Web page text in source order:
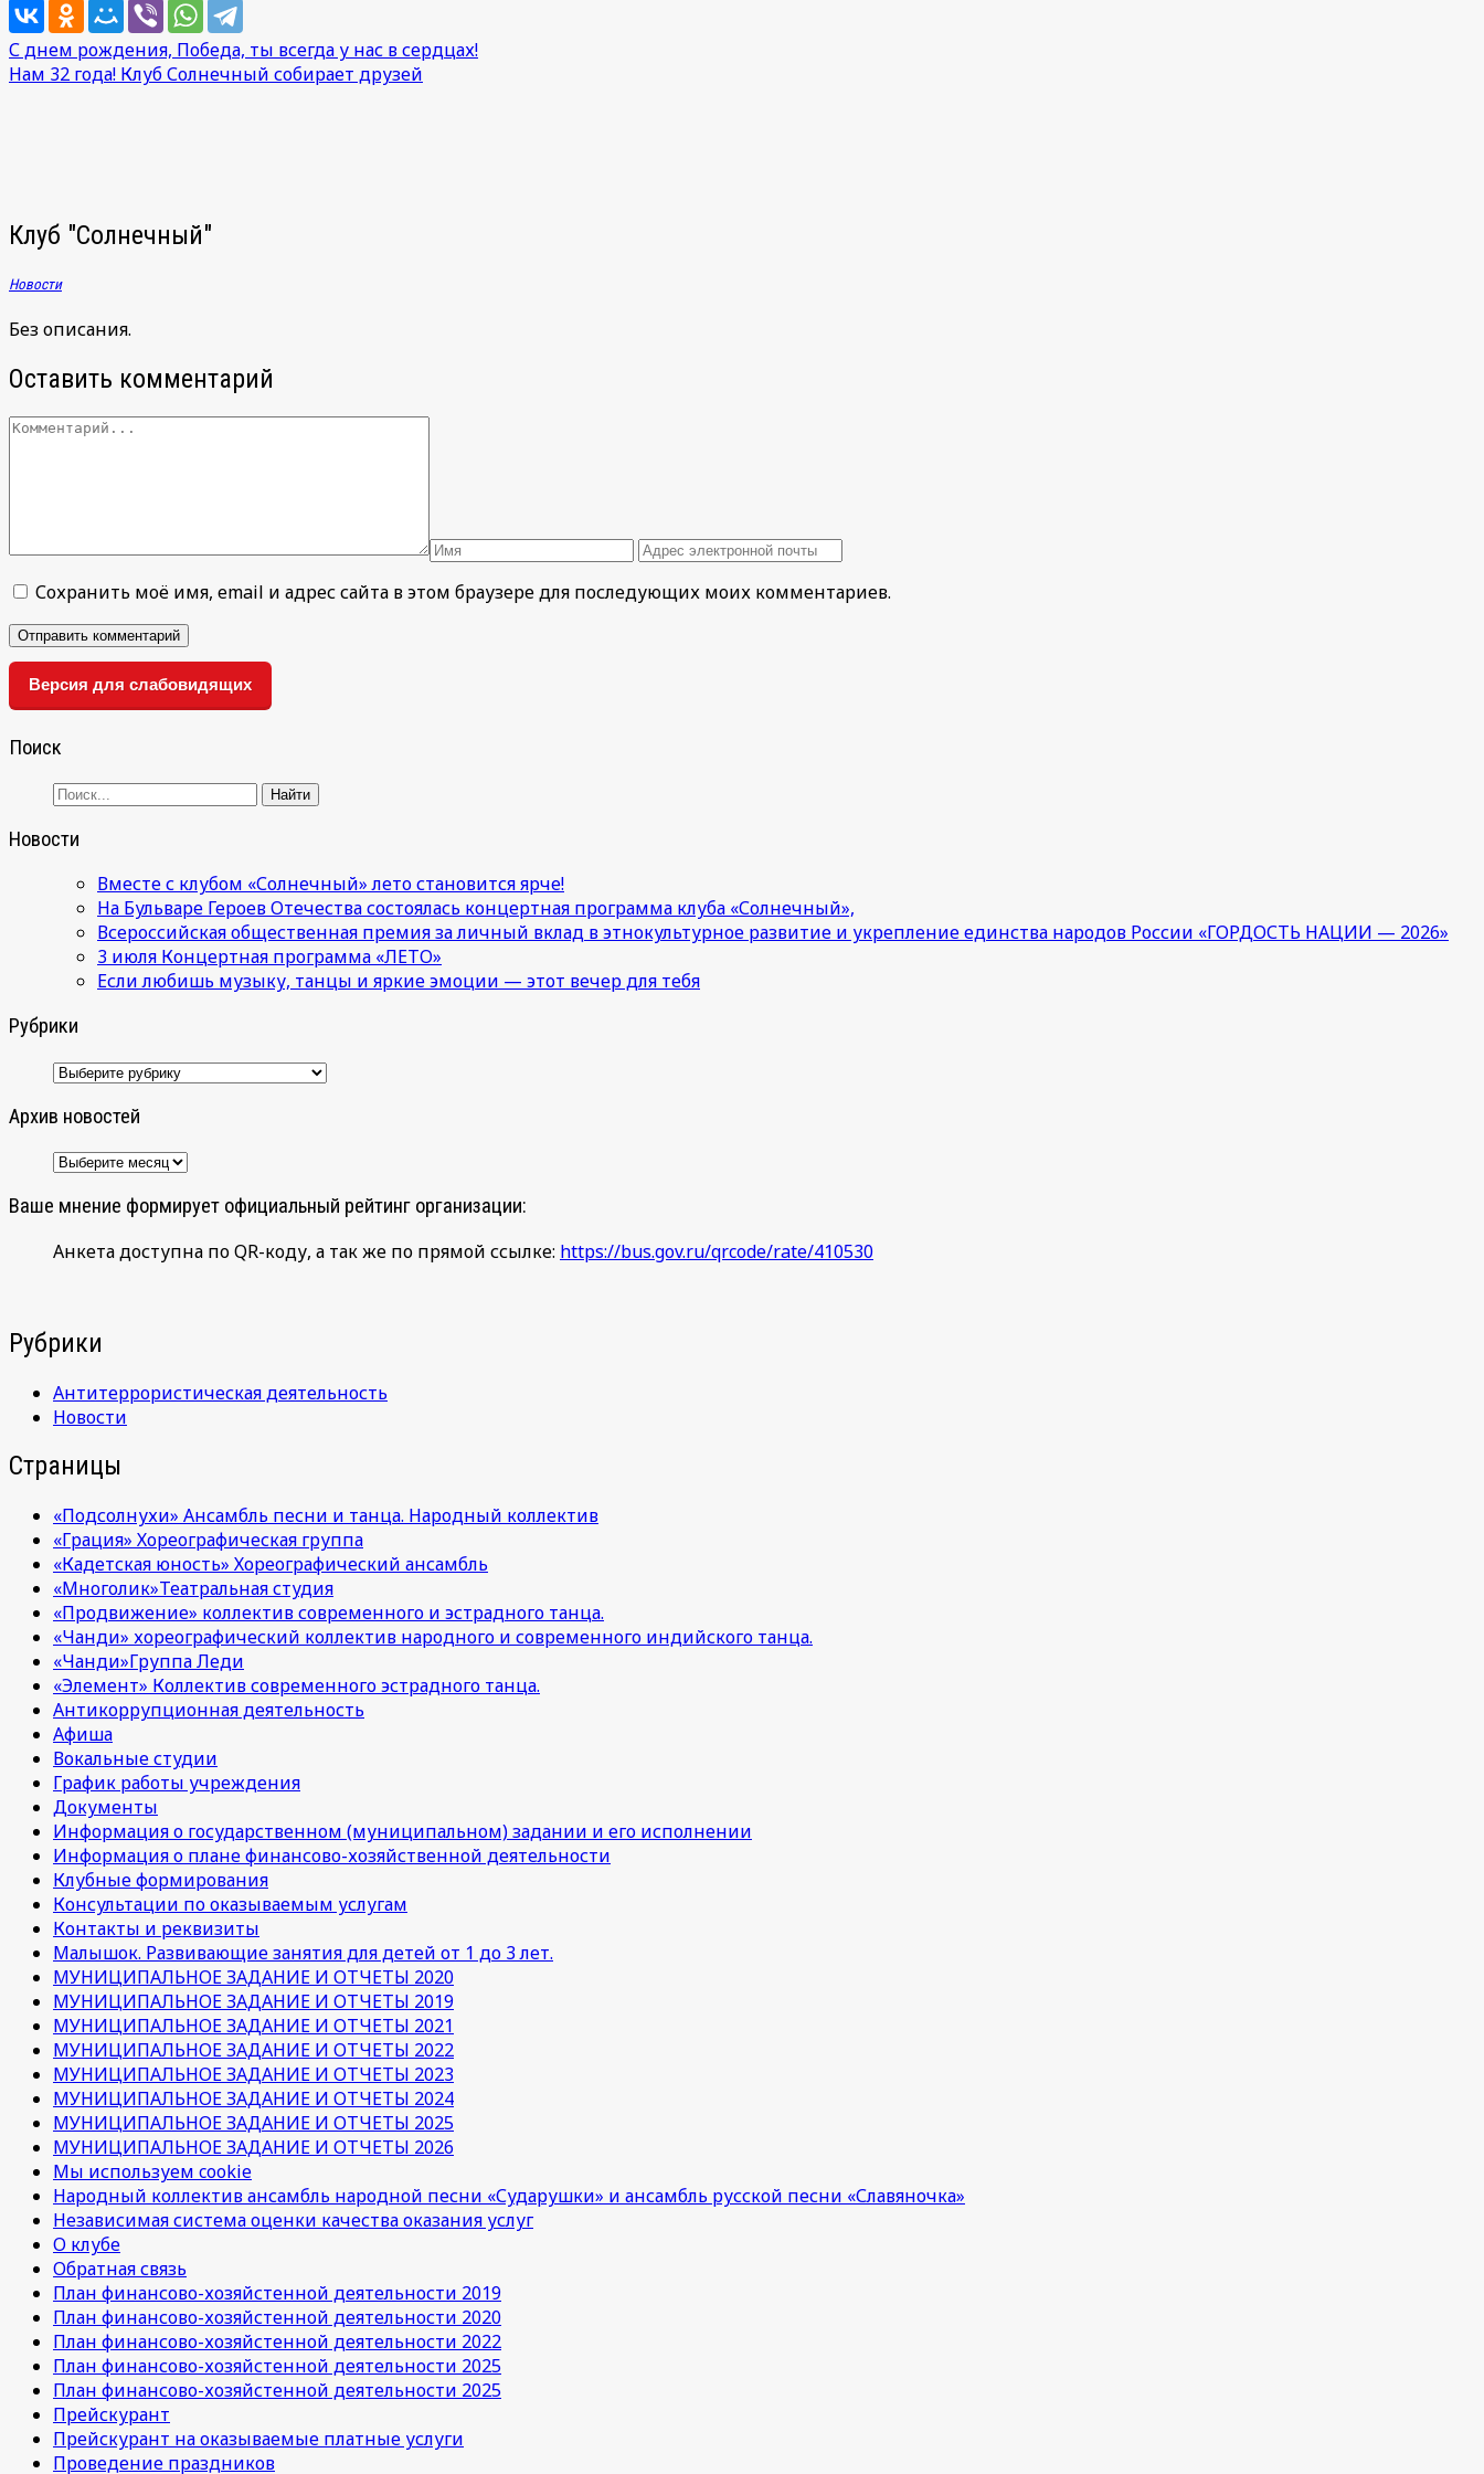
Навигация
по
С днем рождения, Победа, ты всегда у нас в сердцах!
Нам 32 года! Клуб Солнечный собирает друзей
Клуб "Солнечный"
Новости
Без описания.
Оставить комментарий
Сохранить моё имя, email и адрес сайта в этом браузере для последующих моих комментариев.
Версия для слабовидящих
Поиск
Новости
Вместе с клубом «Солнечный» лето становится ярче!
На Бульваре Героев Отечества состоялась концертная программа клуба «Солнечный»,
Всероссийская общественная премия за личный вклад в этнокультурное развитие и укрепление единства народов России «ГОРДОСТЬ НАЦИИ — 2026»
3 июля Концертная программа «ЛЕТО»
Если любишь музыку, танцы и яркие эмоции — этот вечер для тебя
Рубрики
Рубрики
Архив новостей
Архив
Ваше мнение формирует официальный рейтинг организации:
Анкета доступна по QR-коду, а так же по прямой ссылке: https://bus.gov.ru/qrcode/rate/410530
Рубрики
Антитеррористическая деятельность
Новости
Страницы
«Подсолнухи» Ансамбль песни и танца. Народный коллектив
«Грация» Хореографическая группа
«Кадетская юность» Хореографический ансамбль
«Многолик»Театральная студия
«Продвижение» коллектив современного и эстрадного танца.
«Чанди» хореографический коллектив народного и современного индийского танца.
«Чанди»Группа Леди
«Элемент» Коллектив современного эстрадного танца.
Антикоррупционная деятельность
Афиша
Вокальные студии
График работы учреждения
Документы
Информация о государственном (муниципальном) задании и его исполнении
Информация о плане финансово-хозяйственной деятельности
Клубные формирования
Консультации по оказываемым услугам
Контакты и реквизиты
Малышок. Развивающие занятия для детей от 1 до 3 лет.
МУНИЦИПАЛЬНОЕ ЗАДАНИЕ И ОТЧЕТЫ 2020
МУНИЦИПАЛЬНОЕ ЗАДАНИЕ И ОТЧЕТЫ 2019
МУНИЦИПАЛЬНОЕ ЗАДАНИЕ И ОТЧЕТЫ 2021
МУНИЦИПАЛЬНОЕ ЗАДАНИЕ И ОТЧЕТЫ 2022
МУНИЦИПАЛЬНОЕ ЗАДАНИЕ И ОТЧЕТЫ 2023
МУНИЦИПАЛЬНОЕ ЗАДАНИЕ И ОТЧЕТЫ 2024
МУНИЦИПАЛЬНОЕ ЗАДАНИЕ И ОТЧЕТЫ 2025
МУНИЦИПАЛЬНОЕ ЗАДАНИЕ И ОТЧЕТЫ 2026
Мы используем cookie
Народный коллектив ансамбль народной песни «Сударушки» и ансамбль русской песни «Славяночка»
Независимая система оценки качества оказания услуг
О клубе
Обратная связь
План финансово-хозяйстенной деятельности 2019
План финансово-хозяйстенной деятельности 2020
План финансово-хозяйстенной деятельности 2022
План финансово-хозяйстенной деятельности 2025
План финансово-хозяйстенной деятельности 2025
Прейскурант
Прейскурант на оказываемые платные услуги
Проведение праздников